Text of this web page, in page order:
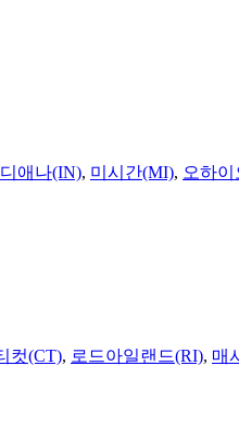
애나(IN), 미시간(MI), 오하
컷(CT), 로드아일랜드(RI), 매